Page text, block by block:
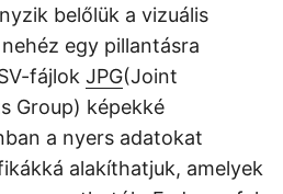
belőlük a vizuális
egy pillantásra
fájlok JPG(Joint
Group) képekké
a nyers adatokat
alakíthatjuk, amelyek